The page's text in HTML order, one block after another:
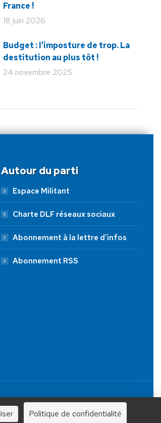
France !
18 juin 2026
Budget : l’imposture de trop. La
destitution au plus tôt !
24 novembre 2025
Autour du parti
Espace Militant
Charte DLF réseaux sociaux
Abonnement à la lettre d’infos
Abonnement RSS
Tous droits réservés.
DON À DLF
250 €
Politique de confidentialité